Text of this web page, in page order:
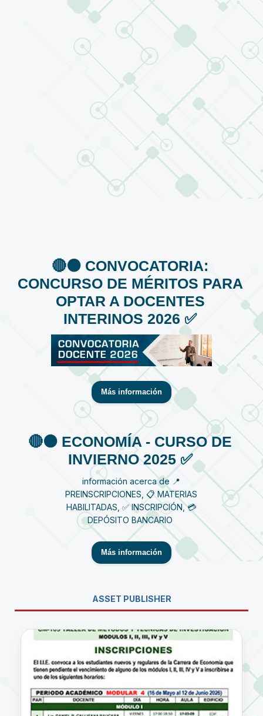
🔴⚫️ CONVOCATORIA:
CONCURSO DE MÉRITOS PARA
OPTAR A DOCENTES
INTERINOS 2026 ✅
Más información
🔴⚫️ ECONOMÍA - CURSO DE
INVIERNO 2025 ✅
información acerca de 📍
PREINSCRIPCIONES, 📋 MATERIAS
HABILITADAS, ✅ INSCRIPCIÓN, 💳
DEPÓSITO BANCARIO
Más información
ASSET PUBLISHER